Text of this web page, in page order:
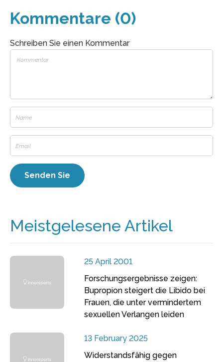
Kommentare (0)
Schreiben Sie einen Kommentar
Meistgelesene Artikel
25 April 2001
Forschungsergebnisse zeigen:
Bupropion steigert die Libido bei
Frauen, die unter vermindertem
sexuellen Verlangen leiden
13 February 2025
Widerstandsfähig gegen